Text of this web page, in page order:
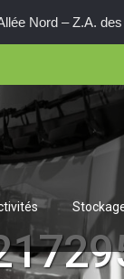
Nord – Z.A.